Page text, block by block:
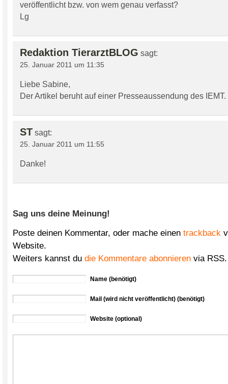
veröffentlicht bzw. von wem genau verfasst?
Lg
Redaktion TierarztBLOG sagt:
25. Januar 2011 um 11:35
Liebe Sabine,
Der Artikel beruht auf einer Presseaussendung des IEMT.
ST sagt:
25. Januar 2011 um 11:55
Danke!
Sag uns deine Meinung!
Poste deinen Kommentar, oder mache einen trackback
Website.
Weiters kannst du die Kommentare abonnieren via RSS.
Name (benötigt)
Mail (wird nicht veröffentlicht) (benötigt)
Website (optional)